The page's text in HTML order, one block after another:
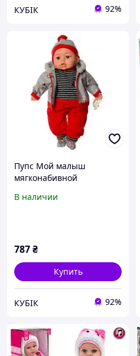
КУБІК 92%
Пупс Мой малыш
мягконабивной
4414 UA 5 видов
В наличии
787₴
Купить
КУБІК 92%